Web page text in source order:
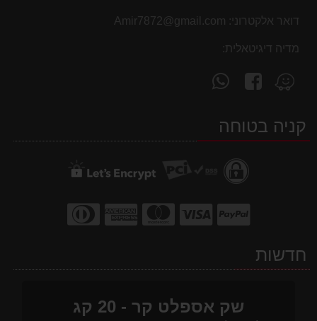
דואר אלקטרוני: Amir7872@gmail.com
מדיה דיגיטאלית:
מצא
אותנו
Waze
עקוב
אחרינו
facebookקניה בטוחה
חדשות
שק אספלט קר - 20 קג